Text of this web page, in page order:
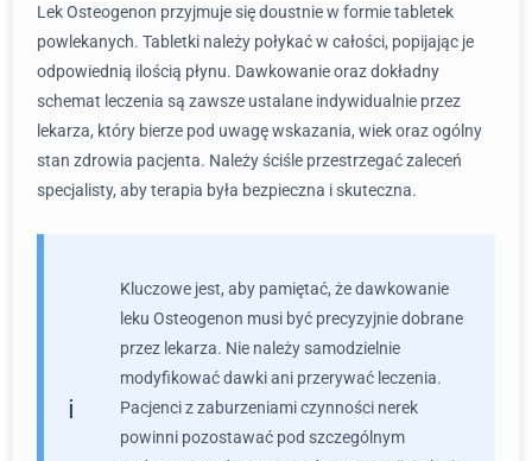
Lek Osteogenon przyjmuje się doustnie w formie tabletek
powlekanych. Tabletki należy połykać w całości, popijając je
odpowiednią ilością płynu. Dawkowanie oraz dokładny
schemat leczenia są zawsze ustalane indywidualnie przez
lekarza, który bierze pod uwagę wskazania, wiek oraz ogólny
stan zdrowia pacjenta. Należy ściśle przestrzegać zaleceń
specjalisty, aby terapia była bezpieczna i skuteczna.
Kluczowe jest, aby pamiętać, że dawkowanie
leku Osteogenon musi być precyzyjnie dobrane
przez lekarza. Nie należy samodzielnie
modyfikować dawki ani przerywać leczenia.
Pacjenci z zaburzeniami czynności nerek
powinni pozostawać pod szczególnym